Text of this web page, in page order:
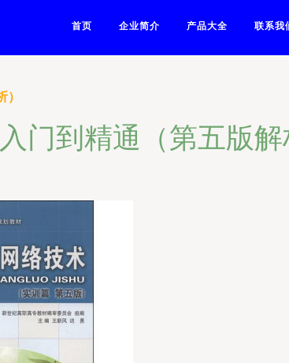
首页 企业简介 产品大全 联系我
门到精通（第五版解